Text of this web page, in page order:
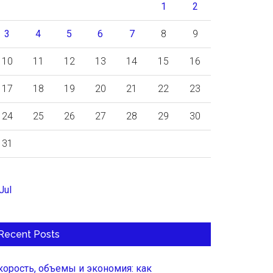
1 2
3 4 5 6 7 8 9
10 11 12 13 14 15 16
17 18 19 20 21 22 23
24 25 26 27 28 29 30
31
Posts
объемы и экономия: как